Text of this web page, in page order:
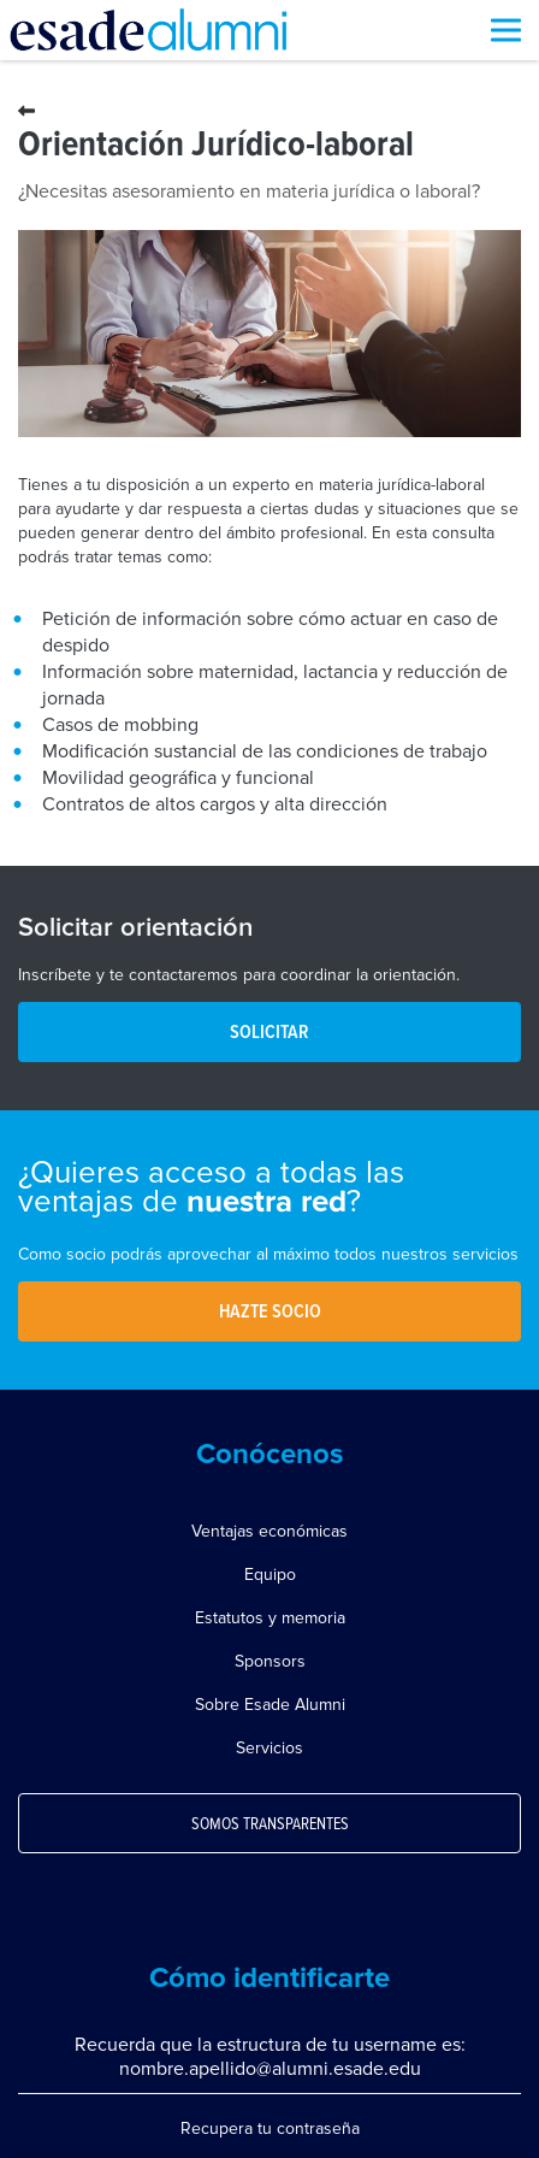
contenido
principal
Orientación Jurídico-laboral
¿Necesitas asesoramiento en materia jurídica o laboral?
Tienes a tu disposición a un experto en materia jurídica-laboral
para ayudarte y dar respuesta a ciertas dudas y situaciones que se
pueden generar dentro del ámbito profesional. En esta consulta
podrás tratar temas como:
Petición de información sobre cómo actuar en caso de
despido
Información sobre maternidad, lactancia y reducción de
jornada
Casos de mobbing
Modificación sustancial de las condiciones de trabajo
Movilidad geográfica y funcional
Contratos de altos cargos y alta dirección
Solicitar orientación
Inscríbete y te contactaremos para coordinar la orientación.
SOLICITAR
¿Quieres acceso a todas las
ventajas de nuestra red?
Como socio podrás aprovechar al máximo todos nuestros servicios
HAZTE SOCIO
Conócenos
Ventajas económicas
Equipo
Estatutos y memoria
Sponsors
Sobre Esade Alumni
Servicios
SOMOS TRANSPARENTES
Cómo identificarte
Recuerda que la estructura de tu username es:
nombre.apellido@alumni.esade.edu
Recupera tu contraseña